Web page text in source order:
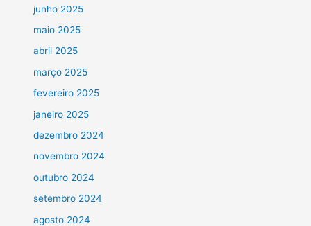
junho 2025
maio 2025
abril 2025
março 2025
fevereiro 2025
janeiro 2025
dezembro 2024
novembro 2024
outubro 2024
setembro 2024
agosto 2024